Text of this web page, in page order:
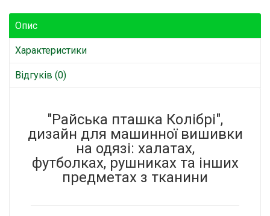
Опис
Характеристики
Відгуків (0)
"Райська пташка Колібрі",
дизайн для машинної вишивки
на одязі: халатах,
футболках, рушниках та інших
предметах з тканини